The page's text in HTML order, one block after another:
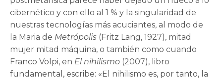
cibernético y con ello al 1 % y la singularidad de
nuestras tecnologías más acuciantes, al modo de
la Maria de Metrópolis (Fritz Lang, 1927), mitad
mujer mitad máquina, o también como cuando
Franco Volpi, en El nihilismo (2007), libro
fundamental, escribe: «El nihilismo es, por tanto, la